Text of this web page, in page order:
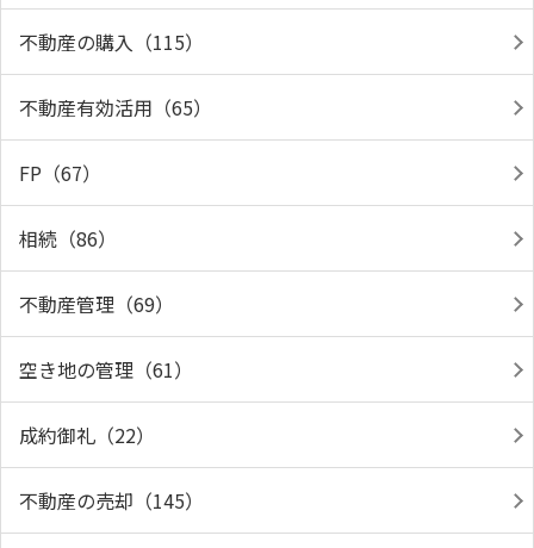
不動産の購入（115）
不動産有効活用（65）
FP（67）
相続（86）
不動産管理（69）
空き地の管理（61）
成約御礼（22）
不動産の売却（145）